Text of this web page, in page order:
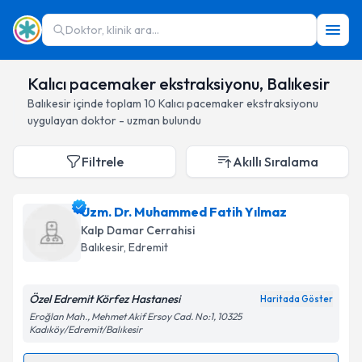
Doktor, klinik ara...
Kalıcı pacemaker ekstraksiyonu, Balıkesir
Balıkesiriçinde toplam 10 Kalıcı pacemaker ekstraksiyonu
uygulayan doktor - uzman bulundu
Filtrele Akıllı Sıralama
Uzm. Dr. Muhammed Fatih Yılmaz
Kalp Damar Cerrahisi
Balıkesir, Edremit
Özel Edremit Körfez Hastanesi Haritada Göster
Eroğlan Mah., Mehmet Akif Ersoy Cad. No:1, 10325
Kadıköy/Edremit/Balıkesir